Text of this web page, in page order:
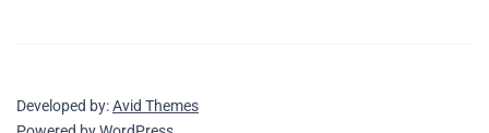
Developed by:Avid Themes